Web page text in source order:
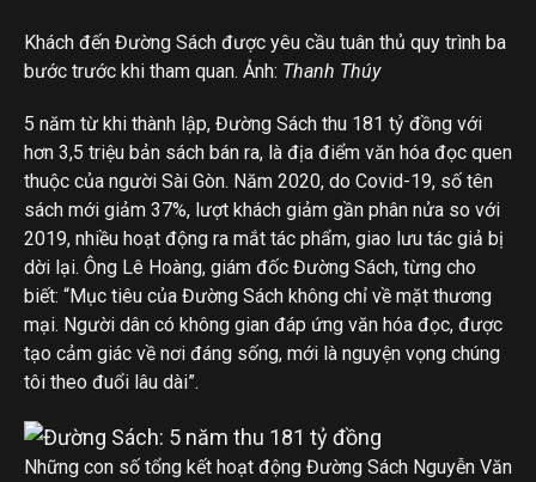
Khách đến Đường Sách được yêu cầu tuân thủ quy trình ba
bước trước khi tham quan. Ảnh: Thanh Thúy
5 năm từ khi thành lập, Đường Sách thu 181 tỷ đồng với
hơn 3,5 triệu bản sách bán ra, là địa điểm văn hóa đọc quen
thuộc của người Sài Gòn. Năm 2020, do Covid-19, số tên
sách mới giảm 37%, lượt khách giảm gần phân nửa so với
2019, nhiều hoạt động ra mắt tác phẩm, giao lưu tác giả bị
dời lại. Ông Lê Hoàng, giám đốc Đường Sách, từng cho
biết: “Mục tiêu của Đường Sách không chỉ về mặt thương
mại. Người dân có không gian đáp ứng văn hóa đọc, được
tạo cảm giác về nơi đáng sống, mới là nguyện vọng chúng
tôi theo đuổi lâu dài”.
Những con số tổng kết hoạt động Đường Sách Nguyễn Văn